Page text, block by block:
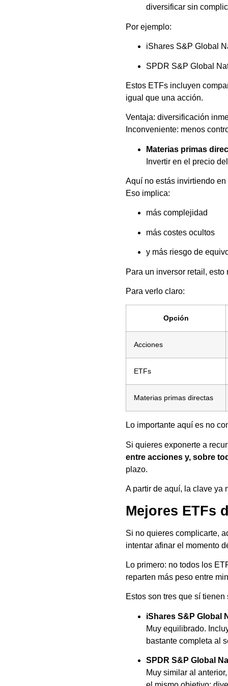
diversificar sin
Por ejemplo:
iShares S&P Global
SPDR S&P Global
Estos ETFs incluyen
igual que una acción.
Ventaja: diversificación
Inconveniente: menos
Materias primas
Invertir en el precio
Aquí no estás invirtiendo
Eso implica:
más complejidad
más costes ocultos
y más riesgo de
Para un inversor retail, esto
Para verlo claro:
Opción
Acciones
ETFs
Materias primas directas
Lo importante aquí es no
Si quieres exponerte a
entre acciones y, sobre
plazo.
A partir de aquí, la clave ya
Mejores ETFs
Si no quieres complicarte,
intentar afinar el momento
Lo primero: no todos los
reparten más peso entre
Estos son tres que sí
iShares S&P Global
Muy equilibrado.
bastante completa al
SPDR S&P Global
Muy similar al